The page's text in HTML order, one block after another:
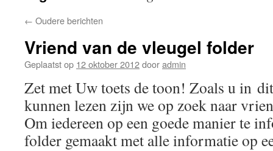
← Oudere berichten
Vriend van de vleugel folder
Geplaatst op 12 oktober 2012dooradmin
Zet met Uw toets de toon! Zoals u in
kunnen lezen zijn we op zoek naar
Om iedereen op een goede manier te
folder gemaakt met alle informatie op